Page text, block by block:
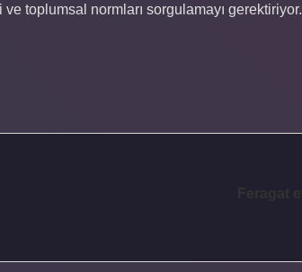
toplumsal normları sorgulamayı gerektiriyor.